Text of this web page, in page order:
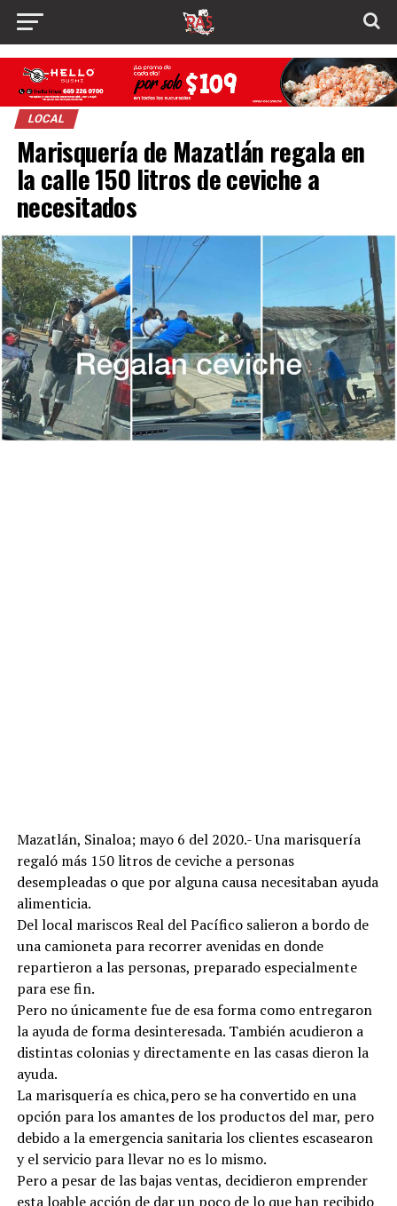
LOCAL
Marisquería de Mazatlán regala en
la calle 150 litros de ceviche a
necesitados
Mazatlán, Sinaloa; mayo 6 del 2020.- Una marisquería
regaló más 150 litros de ceviche a personas
desempleadas o que por alguna causa necesitaban ayuda
alimenticia.
Del local mariscos Real del Pacífico salieron a bordo de
una camioneta para recorrer avenidas en donde
repartieron a las personas, preparado especialmente
para ese fin.
Pero no únicamente fue de esa forma como entregaron
la ayuda de forma desinteresada. También acudieron a
distintas colonias y directamente en las casas dieron la
ayuda.
La marisquería es chica,pero se ha convertido en una
opción para los amantes de los productos del mar, pero
debido a la emergencia sanitaria los clientes escasearon
y el servicio para llevar no es lo mismo.
Pero a pesar de las bajas ventas, decidieron emprender
esta loable acción de dar un poco de lo que han recibido